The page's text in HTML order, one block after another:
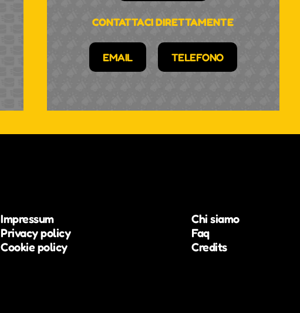
CONTATTACI DIRETTAMENTE
EMAIL TELEFONO
Impressum
Privacy policy
Cookie policy
Chi siamo
Faq
Credits